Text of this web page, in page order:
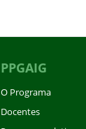
PPGAIG
O Programa
Docentes